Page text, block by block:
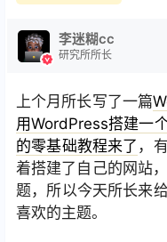
李迷糊cc
研究所所长
上个月所长写了一篇
用WordPress搭建一
的零基础教程来了 ，
着搭建了自己的网站
题，所以今天所长来
喜欢的主题。